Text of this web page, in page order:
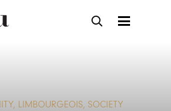
LIMBOURGEOIS, SOCIETY